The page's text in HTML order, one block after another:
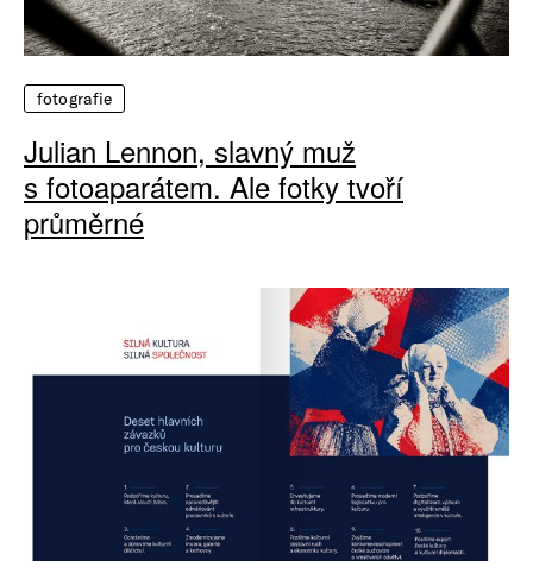
fotografie
Julian Lennon, slavný muž
s fotoaparátem. Ale fotky tvoří
průměrné